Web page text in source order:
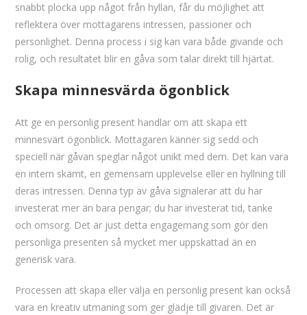
snabbt plocka upp något från hyllan, får du möjlighet att
reflektera över mottagarens intressen, passioner och
personlighet. Denna process i sig kan vara både givande och
rolig, och resultatet blir en gåva som talar direkt till hjärtat.
Skapa minnesvärda ögonblick
Att ge en personlig present handlar om att skapa ett
minnesvärt ögonblick. Mottagaren känner sig sedd och
speciell när gåvan speglar något unikt med dem. Det kan vara
en intern skämt, en gemensam upplevelse eller en hyllning till
deras intressen. Denna typ av gåva signalerar att du har
investerat mer än bara pengar; du har investerat tid, tanke
och omsorg. Det är just detta engagemang som gör den
personliga presenten så mycket mer uppskattad än en
generisk vara.
Processen att skapa eller välja en personlig present kan också
vara en kreativ utmaning som ger glädje till givaren. Det är